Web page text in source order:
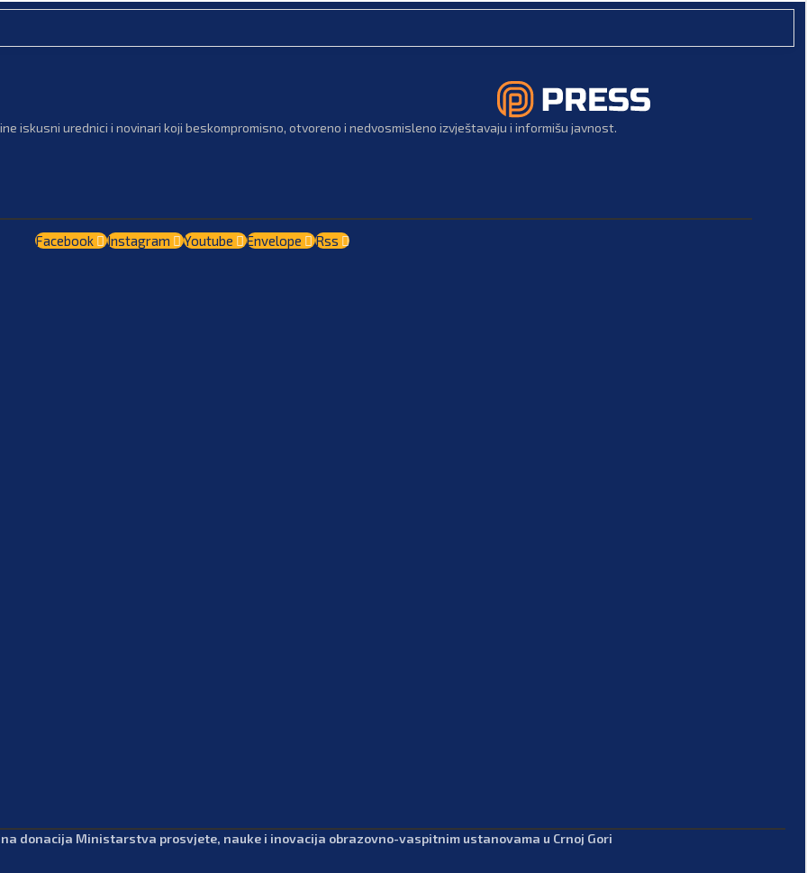
iskusni urednici i novinari koji beskompromisno, otvoreno i nedvosmisleno izvještavaju i informišu javnost.
Facebook Instagram Youtube Envelope Rss
donacija Ministarstva prosvjete, nauke i inovacija obrazovno-vaspitnim ustanovama u Crnoj Gori